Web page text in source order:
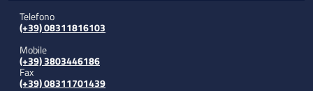
Telefono
(+39) 08311816103
Mobile
(+39) 3803446186
Fax
(+39) 08311701439